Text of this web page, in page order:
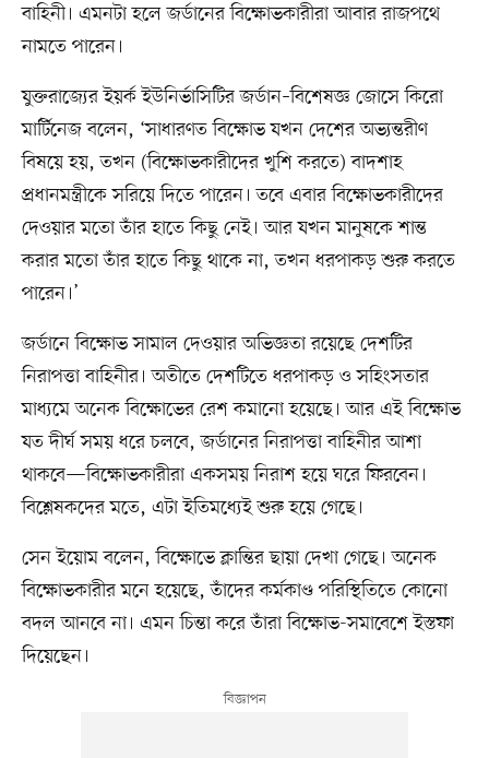
বাহিনী। এমনটা হলে জর্ডানের বিক্ষোভকারীরা আবার রাজপথে
নামতে পারেন।
যুক্তরাজ্যের ইয়র্ক ইউনির্ভাসিটির জর্ডান–বিশেষজ্ঞ জোসে কিরো
মার্টিনেজ বলেন, ‘সাধারণত বিক্ষোভ যখন দেশের অভ্যন্তরীণ
বিষয়ে হয়, তখন (বিক্ষোভকারীদের খুশি করতে) বাদশাহ
প্রধানমন্ত্রীকে সরিয়ে দিতে পারেন। তবে এবার বিক্ষোভকারীদের
দেওয়ার মতো তাঁর হাতে কিছু নেই। আর যখন মানুষকে শান্ত
করার মতো তাঁর হাতে কিছু থাকে না, তখন ধরপাকড় শুরু করতে
পারেন।’
জর্ডানে বিক্ষোভ সামাল দেওয়ার অভিজ্ঞতা রয়েছে দেশটির
নিরাপত্তা বাহিনীর। অতীতে দেশটিতে ধরপাকড় ও সহিংসতার
মাধ্যমে অনেক বিক্ষোভের রেশ কমানো হয়েছে। আর এই বিক্ষোভ
যত দীর্ঘ সময় ধরে চলবে, জর্ডানের নিরাপত্তা বাহিনীর আশা
থাকবে—বিক্ষোভকারীরা একসময় নিরাশ হয়ে ঘরে ফিরবেন।
বিশ্লেষকদের মতে, এটা ইতিমধ্যেই শুরু হয়ে গেছে।
সেন ইয়োম বলেন, বিক্ষোভে ক্লান্তির ছায়া দেখা গেছে। অনেক
বিক্ষোভকারীর মনে হয়েছে, তাঁদের কর্মকাণ্ড পরিস্থিতিতে কোনো
বদল আনবে না। এমন চিন্তা করে তাঁরা বিক্ষোভ-সমাবেশে ইস্তফা
দিয়েছেন।